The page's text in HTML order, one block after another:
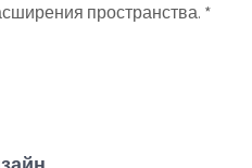
пространства. *